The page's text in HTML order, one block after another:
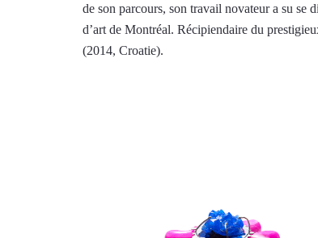
de son parcours, son travail novateur a su se
d’art de Montréal. Récipiendaire du
(2014, Croatie).